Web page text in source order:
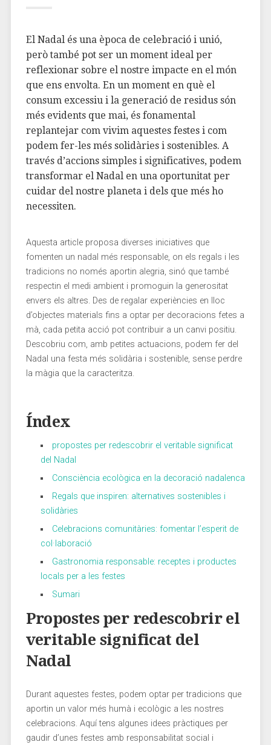
El ⁣Nadal ⁢és ⁤una època de celebració ‌i unió,
però també pot‌ ser un​ moment ideal⁢ per
reflexionar sobre ⁤el nostre impacte en ⁢el ​món
que ‍ens envolta. En un moment⁣ en‌ què el
consum⁤ excessiu i la ⁤generació de ⁢residus són
més evidents que mai, és fonamental
replantejar com vivim‌ aquestes⁣ festes ⁣i com
podem fer-les més⁣ solidàries i ‌sostenibles. A
través ⁣d’accions⁢ simples‍ i ⁢significatives, podem
transformar el Nadal en una ​oportunitat per
cuidar​ del nostre planeta i‌ dels ⁣que més‌ ho
necessiten.
Aquesta ⁣article ⁤proposa‍ diverses iniciatives que
fomenten un nadal ​més ‍responsable, on els regals⁤ i ‍les ​
tradicions no només​ aportin alegria, sinó que també
⁢respectin el medi ambient i promoguin la generositat
envers els altres. Des de regalar‌ experiències en lloc
d’objectes ⁢materials fins a optar ⁣per decoracions ⁢fetes ‌a
mà, cada petita acció pot⁤ contribuir a un ⁣canvi positiu.
Descobriu com, amb‍ petites ⁢actuacions,⁣ podem fer del
Nadal una festa ⁣més solidària i sostenible, sense perdre
la màgia que ⁣la‌ caracteritza.
Índex
propostes per redescobrir el ⁤veritable significat ​
del Nadal
Consciència ecològica ⁣en la⁢ decoració‌ nadalenca
Regals que inspiren: alternatives sostenibles i​
solidàries
Celebracions‍ comunitàries: fomentar l’esperit de
col·laboració
Gastronomia responsable: receptes i‍ productes
locals per a les​ festes
Sumari
Propostes ⁢per redescobrir el
veritable significat del
Nadal
Durant aquestes festes, podem ‌optar⁤ per tradicions‌ que
aportin ⁤un valor més humà i ‌ecològic a les⁢ nostres
celebracions. ‌Aquí tens algunes‍ idees pràctiques per‍
gaudir d’unes festes amb responsabilitat social⁤ i